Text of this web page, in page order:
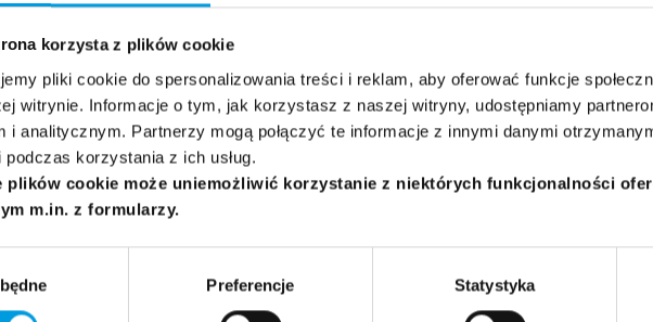
korzysta z plików cookie
pliki cookie do spersonalizowania treści i reklam, aby oferować funkcje
witrynie. Informacje o tym, jak korzystasz z naszej witryny, udostępniamy
i analitycznym. Partnerzy mogą połączyć te informacje z innymi danymi
korzystania z ich usług.
plików cookie może uniemożliwić korzystanie z niektórych funkcjonalności
m.in. z formularzy.
Preferencje Statystyka